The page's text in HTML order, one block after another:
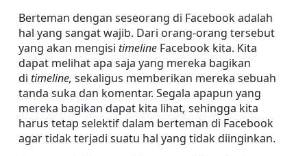
Berteman dengan seseorang di Facebook adalah
hal yang sangat wajib. Dari orang-orang tersebut
yang akan mengisi timeline Facebook kita. Kita
dapat melihat apa saja yang mereka bagikan
di timeline, sekaligus memberikan mereka sebuah
tanda suka dan komentar. Segala apapun yang
mereka bagikan dapat kita lihat, sehingga kita
harus tetap selektif dalam berteman di Facebook
agar tidak terjadi suatu hal yang tidak diinginkan.